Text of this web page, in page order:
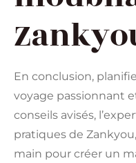
En conclusion,
voyage passionnant
conseils avisés,
pratiques de
main pour créer un